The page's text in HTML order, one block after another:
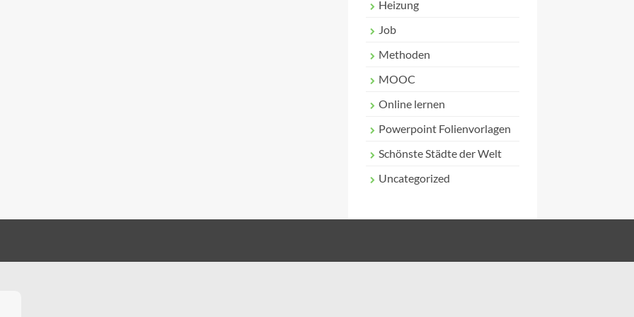
Heizung
Job
Methoden
MOOC
Online lernen
Powerpoint Folienvorlagen
Schönste Städte der Welt
Uncategorized